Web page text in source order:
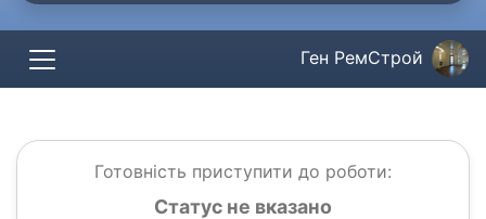
Ген РемСтрой
Готовність приступити до роботи:
Статус не вказано